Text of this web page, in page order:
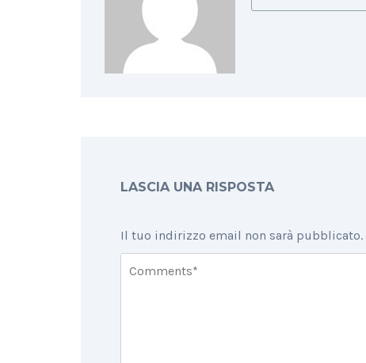
LASCIA UNA RISPOSTA
Il tuo indirizzo email non sarà pubblicato.